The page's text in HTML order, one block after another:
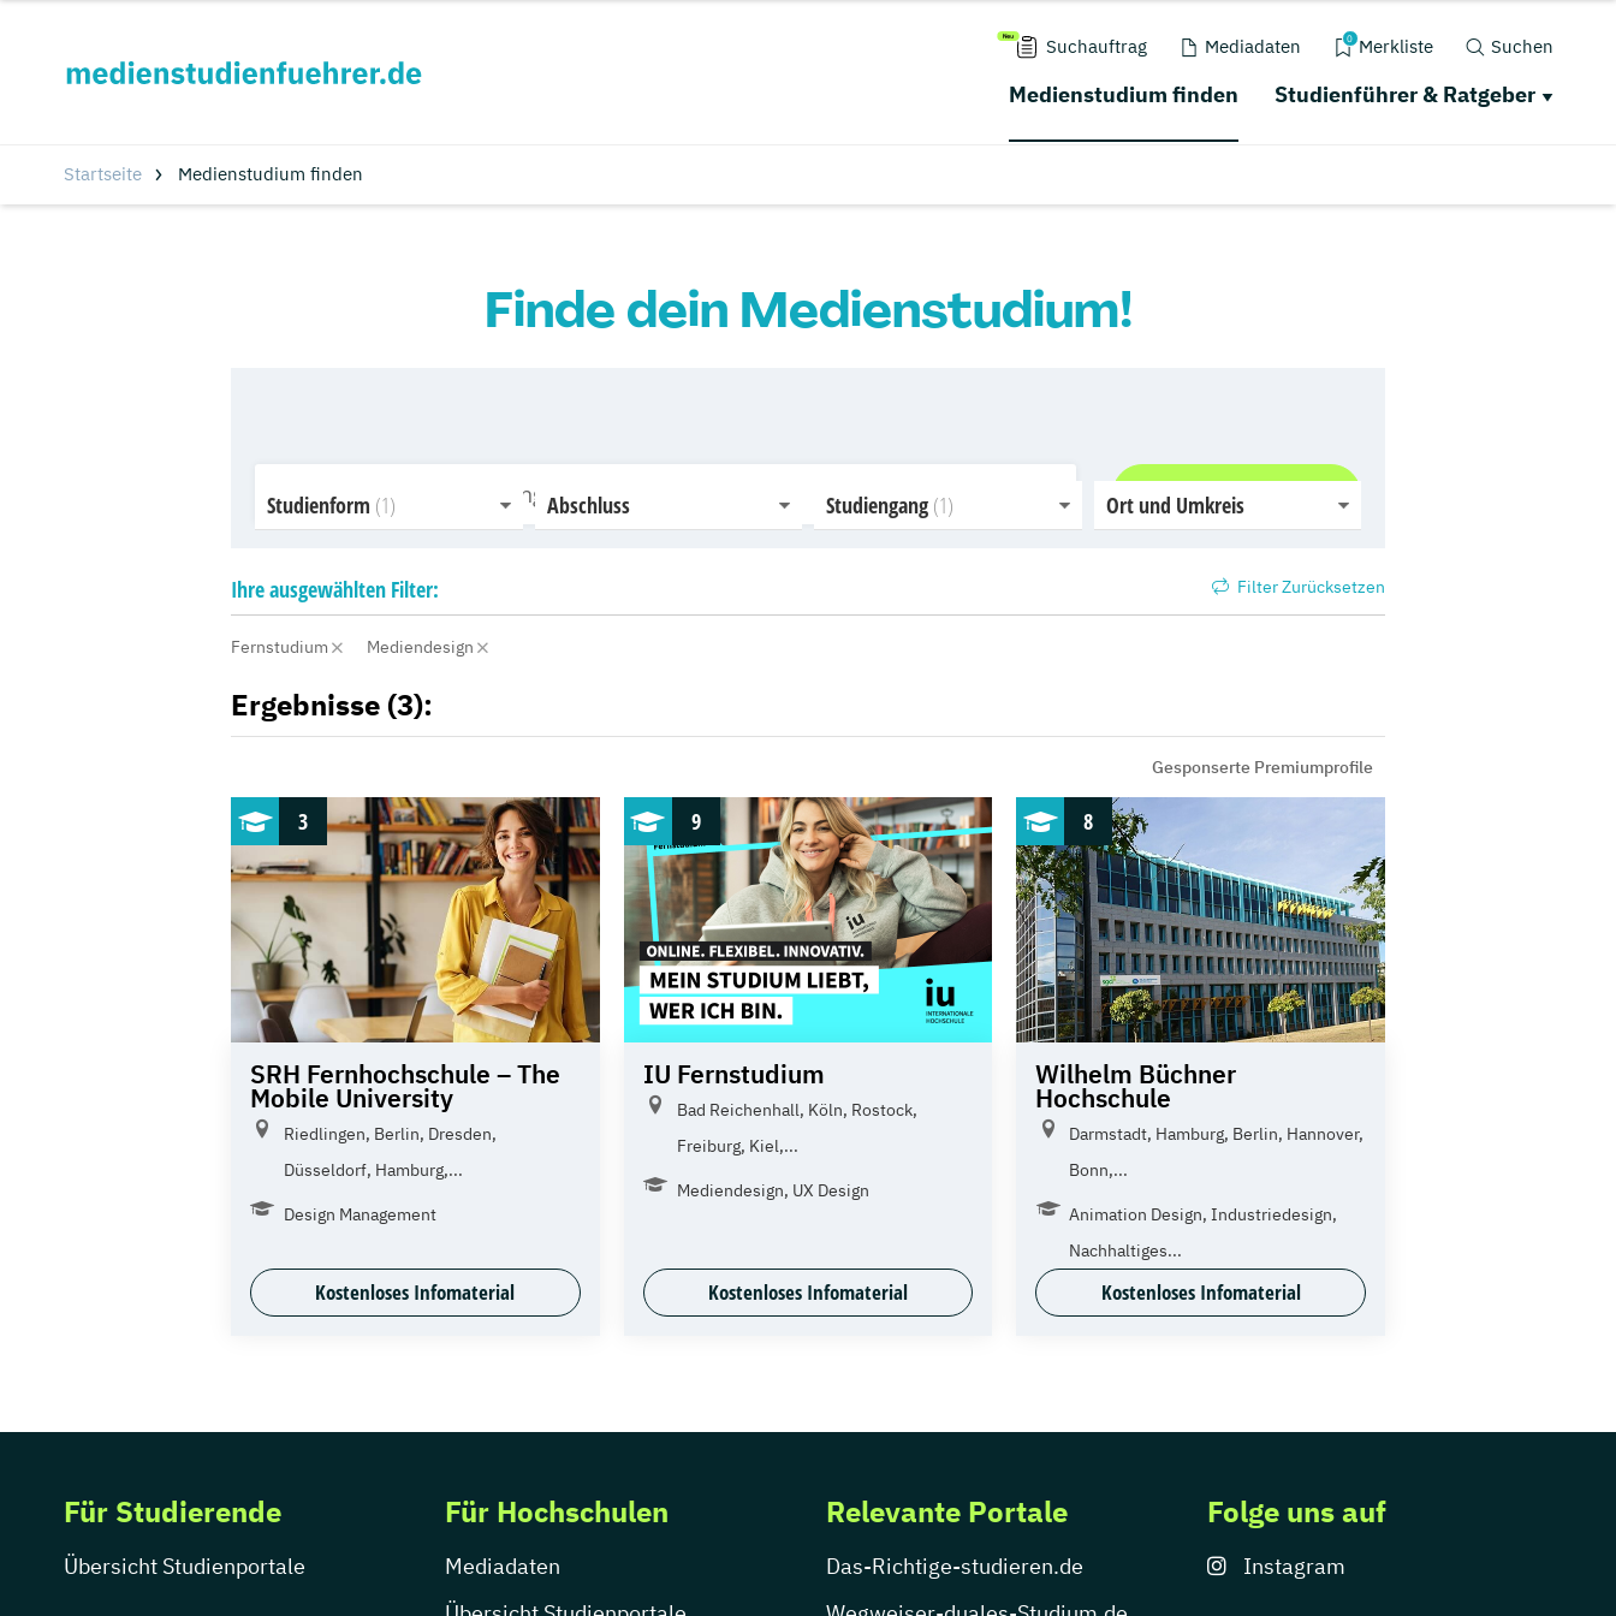
Suchauftrag Mediadaten 0 Merkliste Suchen
Medienstudium finden Studienführer & Ratgeber
Startseite Medienstudium finden
Finde dein Medienstudium!
Jetzt finden
Ihreausgewählten Filter: Filter Zurücksetzen
Fernstudium Mediendesign
Studienform Abschluss Studiengang Ort und Umkreis
Ergebnisse (3):
Gesponserte Premiumprofile
3
SRH Fernhochschule – The
Mobile University
Riedlingen, Berlin, Dresden,
Düsseldorf, Hamburg,...
Design Management
Kostenloses Infomaterial
9
IU Fernstudium
Bad Reichenhall, Köln, Rostock,
Freiburg, Kiel,...
Mediendesign, UX Design
Kostenloses Infomaterial
8
Wilhelm Büchner
Hochschule
Darmstadt, Hamburg, Berlin, Hannover,
Bonn,...
Animation Design, Industriedesign,
Nachhaltiges...
Kostenloses Infomaterial
Für Studierende
Übersicht Studienportale
Für Hochschulen
Mediadaten
Relevante Portale
Das-Richtige-studieren.de
Folge uns auf
Instagram